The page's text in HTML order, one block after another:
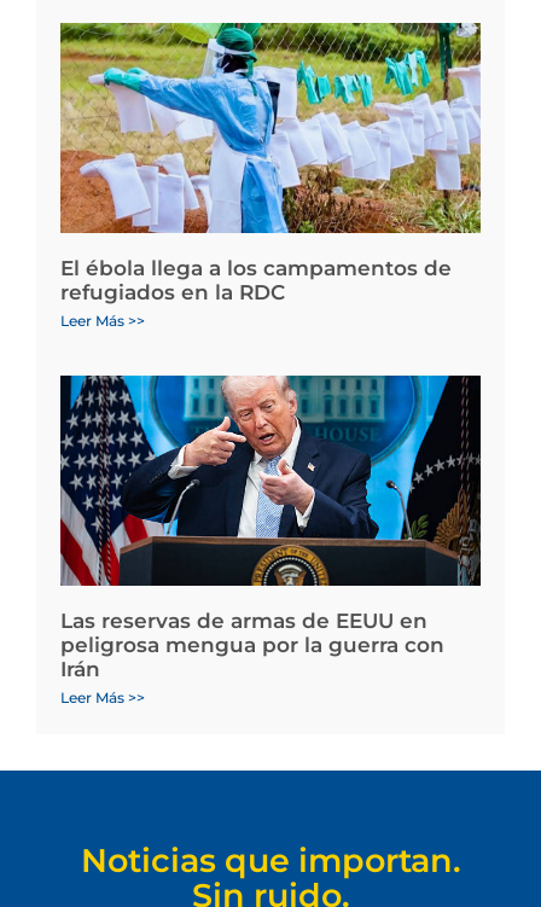
El ébola llega a los campamentos de
refugiados en la RDC
Leer Más >>
Las reservas de armas de EEUU en
peligrosa mengua por la guerra con
Irán
Leer Más >>
Noticias que importan.
Sin ruido.